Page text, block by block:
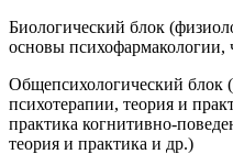
Биологический блок
основы психофармакологии,
Общепсихологический блок
психотерапии, теория и
практика когнитивно-
теория и практика и др.)